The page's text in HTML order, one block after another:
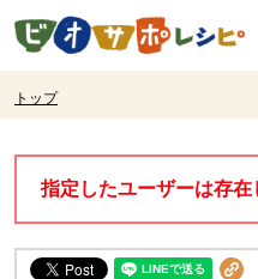
ページの先頭です。
トップ
現在位置ここまで
指定したユーザーは存在